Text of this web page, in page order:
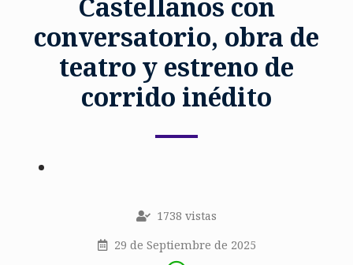
Castellanos con
conversatorio, obra de
teatro y estreno de
corrido inédito
1738 vistas
29 de Septiembre de 2025